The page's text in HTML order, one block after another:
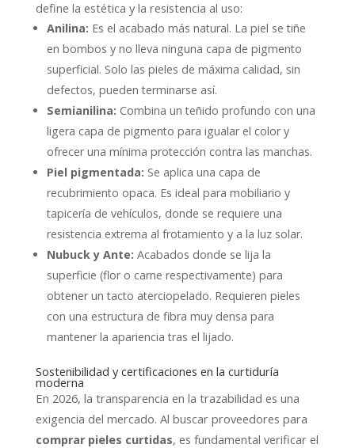
define la estética y la resistencia al uso:
Anilina: Es el acabado más natural. La piel se tiñe
en bombos y no lleva ninguna capa de pigmento
superficial. Solo las pieles de máxima calidad, sin
defectos, pueden terminarse así.
Semianilina: Combina un teñido profundo con una
ligera capa de pigmento para igualar el color y
ofrecer una mínima protección contra las manchas.
Piel pigmentada: Se aplica una capa de
recubrimiento opaca. Es ideal para mobiliario y
tapicería de vehículos, donde se requiere una
resistencia extrema al frotamiento y a la luz solar.
Nubuck y Ante: Acabados donde se lija la
superficie (flor o carne respectivamente) para
obtener un tacto aterciopelado. Requieren pieles
con una estructura de fibra muy densa para
mantener la apariencia tras el lijado.
Sostenibilidad y certificaciones en la curtiduría
moderna
En 2026, la transparencia en la trazabilidad es una
exigencia del mercado. Al buscar proveedores para
comprar pieles curtidas, es fundamental verificar el